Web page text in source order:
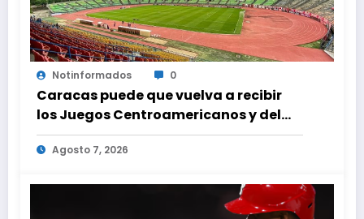
Notinformados 0
Caracas puede que vuelva a recibir
los Juegos Centroamericanos y del
Caribe tras mas de 70 años
Agosto 7, 2026